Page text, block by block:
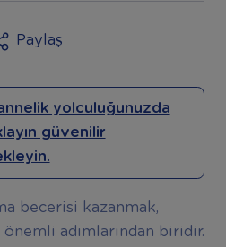
Paylaş
annelik yolculuğunuzda
güvenilir
becerisi kazanmak,
adımlarından biridir.